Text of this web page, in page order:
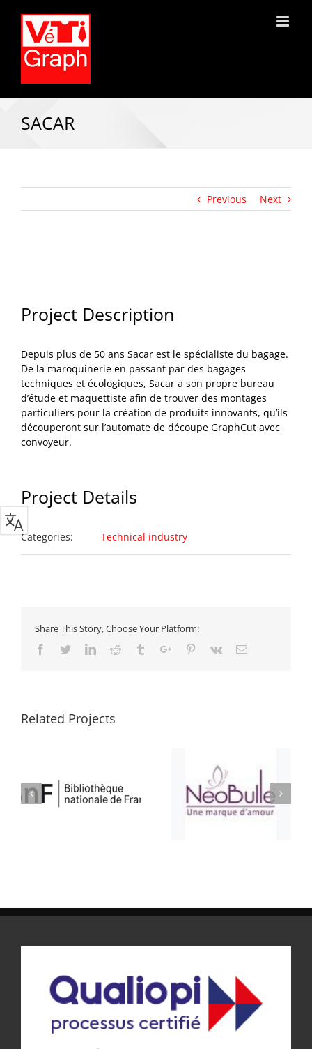
SACAR
Previous Next
Project Description
Depuis plus de 50 ans Sacar est le spécialiste du bagage.
De la maroquinerie en passant par des bagages
techniques et écologiques, Sacar a son propre bureau
d’étude et maquettiste afin de trouver des montages
particuliers pour la création de produits innovants, qu’ils
découperont sur l’automate de découpe GraphCut avec
convoyeur.
Project Details
Categories: Technical industry
Share This Story, Choose Your Platform!
Facebook
TwitterLinkedinReddit TumblrGoogle+Pinterest
Vk Email
Related Projects
SELLERIE CONFORT